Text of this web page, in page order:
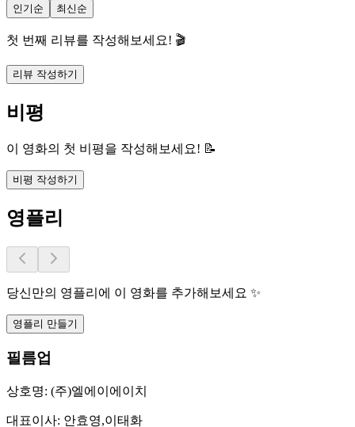
인기순 최신순
첫 번째 리뷰를 작성해보세요! 🎬
리뷰 작성하기
비평
이 영화의 첫 비평을 작성해보세요! 📝
비평 작성하기
영플리
당신만의 영플리에 이 영화를 추가해보세요 ✨
영플리 만들기
필름업
상호명: (주)엘에이에이치
대표이사: 안효영,이태화